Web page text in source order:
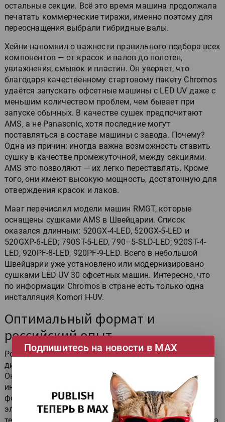
остальные секции. Всё это время машина продолжала
печатать коммерческие тиражи, именно поэтому для
переоснащения выбрали гибридные валы.
Хейни напомнил о важности правильного подбора всех
компонентов — от красок и валов до полотен,
увлажнения, смывок и пластин. Он уверяет, что
благодаря качественному стартовому пакету Chromos
удаётся запускать офсетные машины с LED UV даже с
меньшим количеством проблем, чем бывает при
запуске обычных. В качестве сушек предпочитают
AMS, а не Panasonic, хотя последние могут
поставляться в составе машины с завода. Почему?
Одна из причин: иногда важна возможность ставить
сушку в качестве промежуточной, между секциями.
AMS это позволяют — их легко переставлять. Кроме
того, они имеют высокую мощность, достаточную для
отверждения красок и лаков.
Мааг перечислил модели машин RMGT, которые
оснащены сушками AMS в Швейцарии. Список
оказался длинным: 520GX-4-LED, 520GX-5-LED и
520GXP-6-LED; 790ST-5-LED, 790–5-SLD-LED; 920ST-4-
LED, 920PF-8-LED, 920PF-9-LED. Всего в небольшой
Швейцарии уже установлено или модернизировано
сушками LED UV 30 офсетных машин. Интересно, что
по информации Chromos в стране есть только одна
инсталляция Komori H-UV.
Оптимальный формат и
российский опыт
Российскую часть конференции открыл технический
директор
Он рассказал о серии машин RMGT 9 и последних
инновациях в ней. Главное преимущество этого
формата — экономия на формных материалах и
электричестве при печати стандартных 8-полосных
Подпишитесь на новости в МАХ